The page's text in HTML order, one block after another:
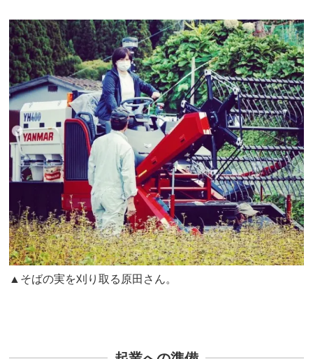
▲そばの実を刈り取る原田さん。